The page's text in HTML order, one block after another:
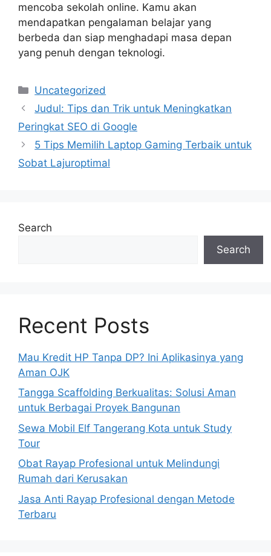
mencoba sekolah online. Kamu akan
mendapatkan pengalaman belajar yang
berbeda dan siap menghadapi masa depan
yang penuh dengan teknologi.
Categories
Uncategorized
Judul: Tips dan Trik untuk Meningkatkan
Peringkat SEO di Google
5 Tips Memilih Laptop Gaming Terbaik untuk
Sobat Lajuroptimal
Search
Search
Recent Posts
Mau Kredit HP Tanpa DP? Ini Aplikasinya yang
Aman OJK
Tangga Scaffolding Berkualitas: Solusi Aman
untuk Berbagai Proyek Bangunan
Sewa Mobil Elf Tangerang Kota untuk Study
Tour
Obat Rayap Profesional untuk Melindungi
Rumah dari Kerusakan
Jasa Anti Rayap Profesional dengan Metode
Terbaru